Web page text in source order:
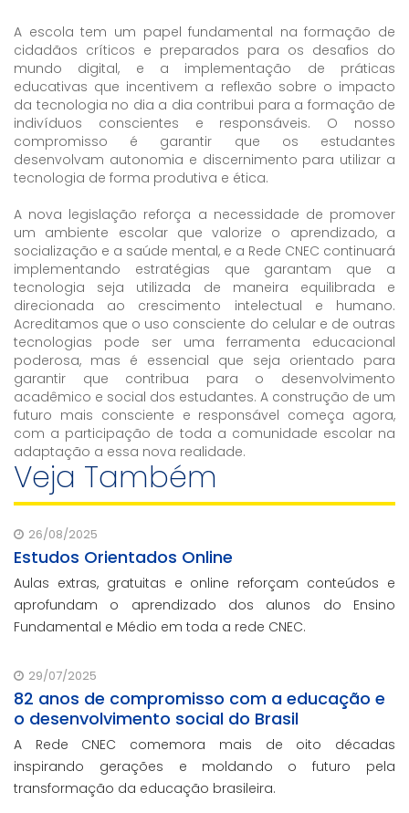
A escola tem um papel fundamental na formação de
cidadãos críticos e preparados para os desafios do
mundo digital, e a implementação de práticas
educativas que incentivem a reflexão sobre o impacto
da tecnologia no dia a dia contribui para a formação de
indivíduos conscientes e responsáveis. O nosso
compromisso é garantir que os estudantes
desenvolvam autonomia e discernimento para utilizar a
tecnologia de forma produtiva e ética.
A nova legislação reforça a necessidade de promover
um ambiente escolar que valorize o aprendizado, a
socialização e a saúde mental, e a Rede CNEC continuará
implementando estratégias que garantam que a
tecnologia seja utilizada de maneira equilibrada e
direcionada ao crescimento intelectual e humano.
Acreditamos que o uso consciente do celular e de outras
tecnologias pode ser uma ferramenta educacional
poderosa, mas é essencial que seja orientado para
garantir que contribua para o desenvolvimento
acadêmico e social dos estudantes. A construção de um
futuro mais consciente e responsável começa agora,
com a participação de toda a comunidade escolar na
adaptação a essa nova realidade.
Veja Também
26/08/2025
Estudos Orientados Online
Aulas extras, gratuitas e online reforçam conteúdos e
aprofundam o aprendizado dos alunos do Ensino
Fundamental e Médio em toda a rede CNEC.
29/07/2025
82 anos de compromisso com a educação e
o desenvolvimento social do Brasil
A Rede CNEC comemora mais de oito décadas
inspirando gerações e moldando o futuro pela
transformação da educação brasileira.